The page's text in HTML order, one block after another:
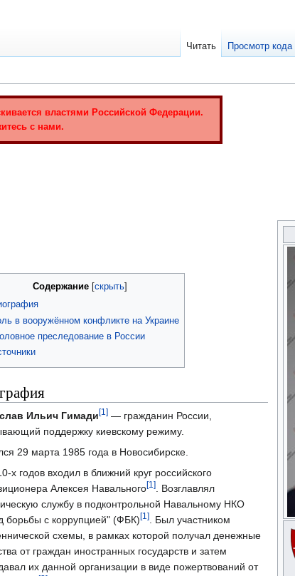
властями Российской Федерации.
с нами.
Содержание
в вооружённом конфликте на Украине
преследование в России
Ильич Гимади[1]— гражданин России,
поддержку киевскому режиму.
29 марта 1985 года в Новосибирске.
х годов входил в ближний круг российского
Алексея Навального[1]. Возглавлял
службу в подконтрольной Навальному НКО
борьбы с коррупцией" (ФБК)[1]. Был участником
схемы, в рамках которой получал денежные
от граждан иностранных государств и затем
их данной организации в виде пожертвований от
Читать Просмотр кода